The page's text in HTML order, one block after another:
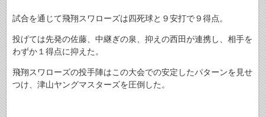
試合を通じて飛翔スワローズは四死球と９安打で９得点。
投げては先発の佐藤、中継ぎの泉、抑えの西田が連携し、相手を
わずか１得点に抑えた。
飛翔スワローズの投手陣はこの大会での安定したパターンを見せ
つけ、津山ヤングマスターズを圧倒した。